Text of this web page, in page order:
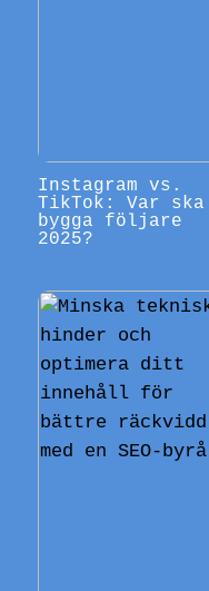
Instagram vs.
TikTok: Var ska
bygga följare
2025?